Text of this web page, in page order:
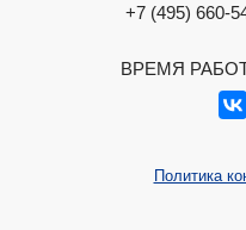
+7 (495) 660-
ВРЕМЯ
Политика